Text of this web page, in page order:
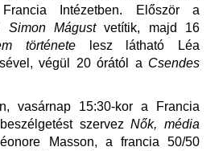
Intézetben. Először a
Simon Mágustvetítik, majd 16
története lesz látható Léa
végül 20 órától a Csendes
vasárnap 15:30-kor a Francia
beszélgetést szervezNők, média
Masson, a francia 50/50